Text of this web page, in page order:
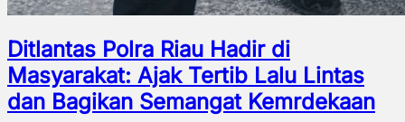
Ditlantas Polra Riau Hadir di
Masyarakat: Ajak Tertib Lalu Lintas
dan Bagikan Semangat Kemrdekaan